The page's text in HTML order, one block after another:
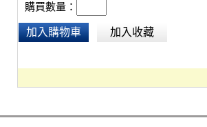
購買數量：
加入購物車 加入收藏